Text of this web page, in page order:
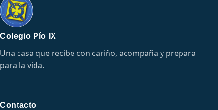
Colegio Pío IX
Una casa que recibe con cariño, acompaña y prepara
para la vida.
Contacto